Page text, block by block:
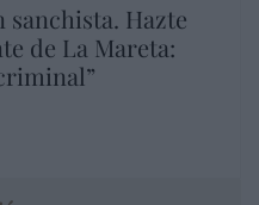
Hazte
de La Mareta: